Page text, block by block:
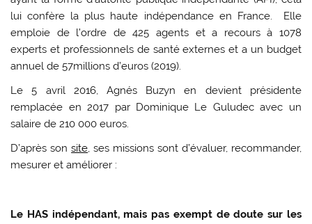
lui confère la plus haute indépendance en France. Elle
emploie de l’ordre de 425 agents et a recours à 1078
experts et professionnels de santé externes et a un budget
annuel de 57millions d’euros (2019).
Le 5 avril 2016, Agnés Buzyn en devient présidente
remplacée en 2017 par Dominique Le Guludec avec un
salaire de 210 000 euros.
D’après sonsite, ses missions sont d’évaluer, recommander,
mesurer et améliorer :
Le HAS indépendant, mais pas exempt de doute sur les